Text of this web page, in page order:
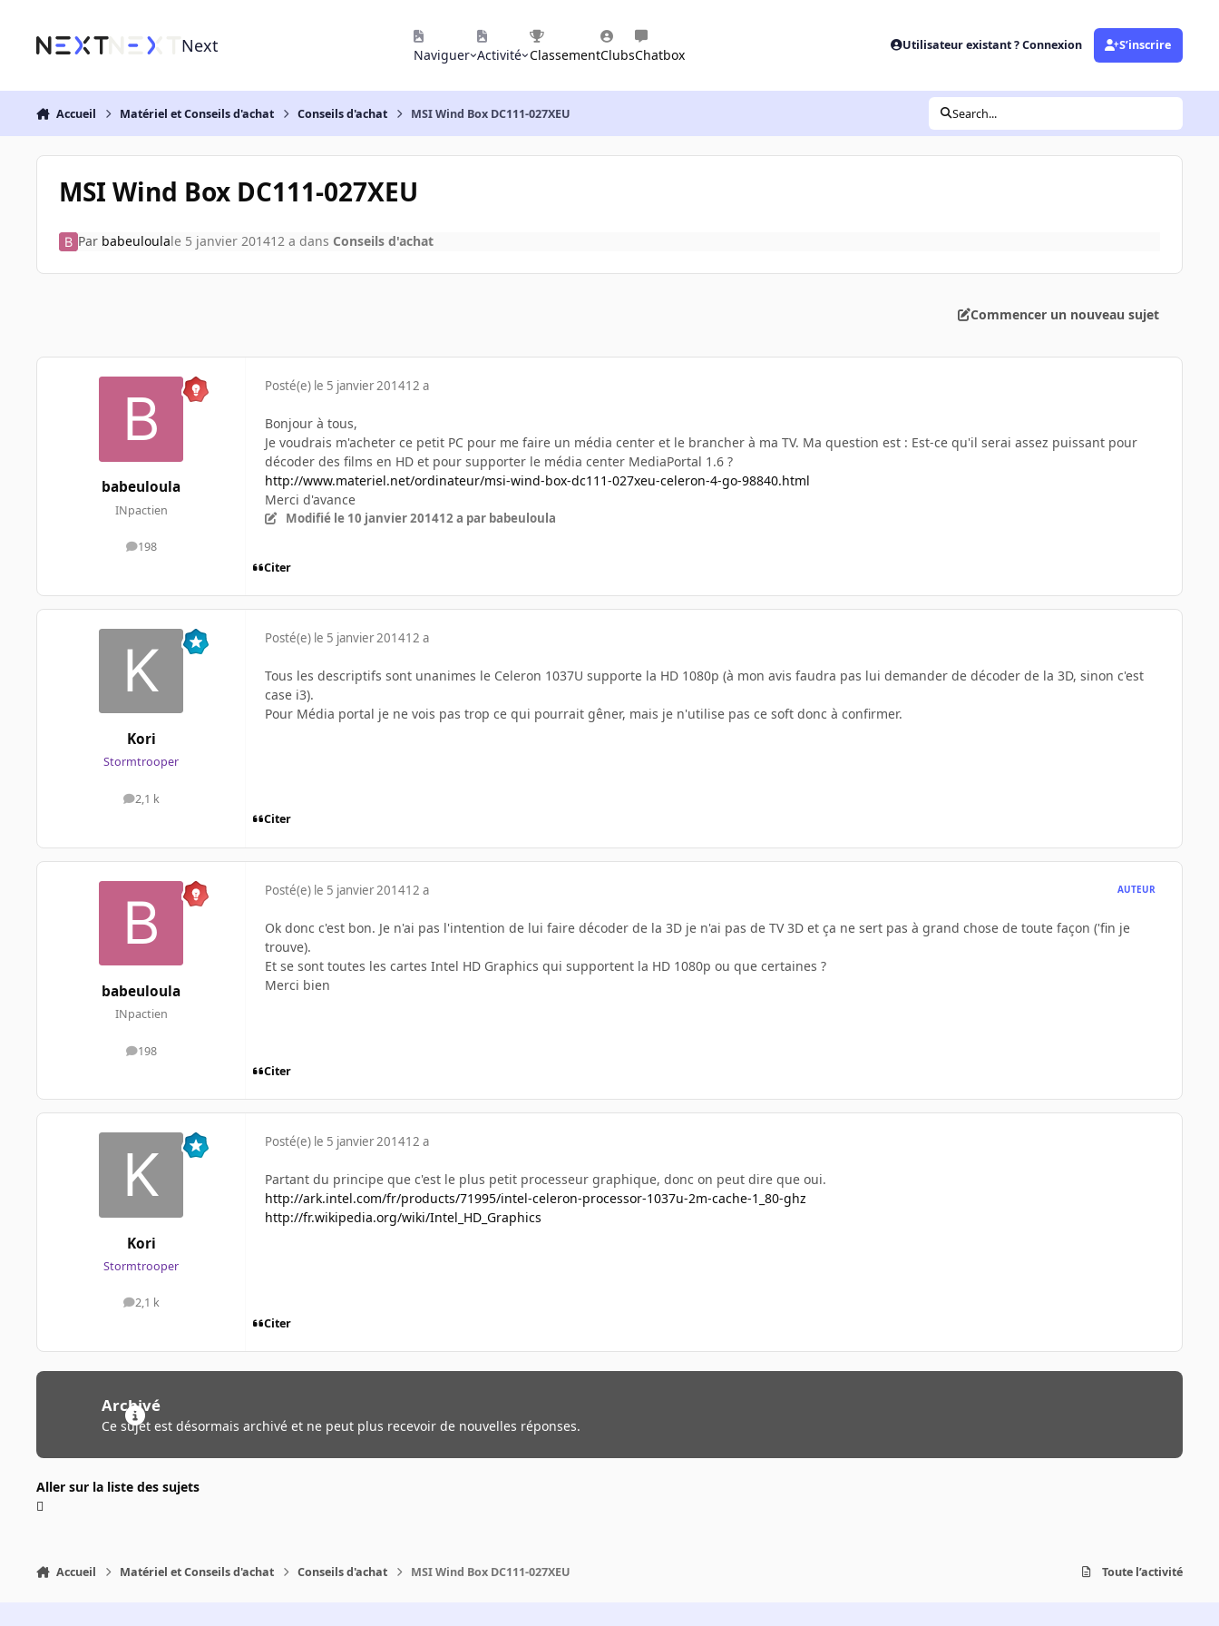
Next Naviguer Activité ClassementClubsChatbox
Utilisateur existant ? Connexion S’inscrire
Accueil Matériel et Conseils d'achat Conseils d'achat MSI Wind Box DC111-027XEU Search...
MSI Wind Box DC111-027XEU
Par babeuloulale 5 janvier 201412 a dans Conseils d'achat
Commencer un nouveau sujet
babeuloula
INpactien
198
messages
Posté(e) le 5 janvier 201412 a
Bonjour à tous,
Je voudrais m'acheter ce petit PC pour me faire un média center et le brancher à ma TV. Ma question est : Est-ce qu'il serai assez puissant pour
décoder des films en HD et pour supporter le média center MediaPortal 1.6 ?
http://www.materiel.net/ordinateur/msi-wind-box-dc111-027xeu-celeron-4-go-98840.html
Merci d'avance
Modifié le 10 janvier 201412 a par babeuloula
Citer
Kori
Stormtrooper
2,1 k
messages
Posté(e) le 5 janvier 201412 a
Tous les descriptifs sont unanimes le Celeron 1037U supporte la HD 1080p (à mon avis faudra pas lui demander de décoder de la 3D, sinon c'est
case i3).
Pour Média portal je ne vois pas trop ce qui pourrait gêner, mais je n'utilise pas ce soft donc à confirmer.
Citer
babeuloula
INpactien
198
messages
Posté(e) le 5 janvier 201412 a AUTEUR
Ok donc c'est bon. Je n'ai pas l'intention de lui faire décoder de la 3D je n'ai pas de TV 3D et ça ne sert pas à grand chose de toute façon ('fin je
trouve).
Et se sont toutes les cartes Intel HD Graphics qui supportent la HD 1080p ou que certaines ?
Merci bien
Citer
Kori
Stormtrooper
2,1 k
messages
Posté(e) le 5 janvier 201412 a
Partant du principe que c'est le plus petit processeur graphique, donc on peut dire que oui.
http://ark.intel.com/fr/products/71995/intel-celeron-processor-1037u-2m-cache-1_80-ghz
http://fr.wikipedia.org/wiki/Intel_HD_Graphics
Citer
Archivé
Ce sujet est désormais archivé et ne peut plus recevoir de nouvelles réponses.
Aller sur la liste des sujets
Accueil Matériel et Conseils d'achat Conseils d'achat MSI Wind Box DC111-027XEU Toute l’activité